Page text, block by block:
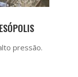
pressão.